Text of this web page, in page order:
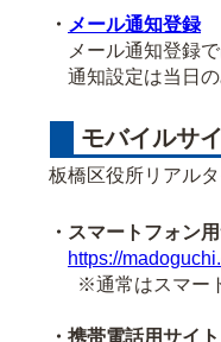
・ メール通知登録
メール通知登録で
通知設定は当日の
モバイルサ
板橋区役所リアル
・スマートフォン
https://
※通常はスマート
・携帯電話用サイト